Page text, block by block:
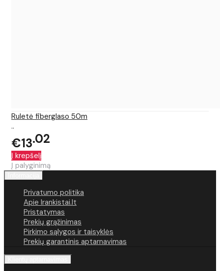
Ruletė fiberglaso 50m
..
€13 02
Į krepšelį
Į palyginimą
Privatumo politika
Apie Irankistai.lt
Pristatymas
Prekių grąžinimas
Pirkimo sąlygos ir taisyklės
Prekių garantinis aptarnavimas